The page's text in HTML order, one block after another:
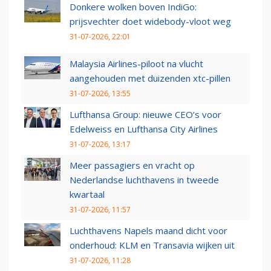
Donkere wolken boven IndiGo:
prijsvechter doet widebody-vloot weg
31-07-2026, 22:01
Malaysia Airlines-piloot na vlucht
aangehouden met duizenden xtc-pillen
31-07-2026, 13:55
Lufthansa Group: nieuwe CEO’s voor
Edelweiss en Lufthansa City Airlines
31-07-2026, 13:17
Meer passagiers en vracht op
Nederlandse luchthavens in tweede
kwartaal
31-07-2026, 11:57
Luchthavens Napels maand dicht voor
onderhoud: KLM en Transavia wijken uit
31-07-2026, 11:28